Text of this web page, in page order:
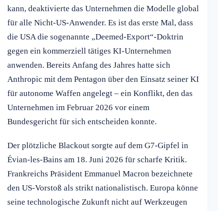
kann, deaktivierte das Unternehmen die Modelle global
für alle Nicht-US-Anwender. Es ist das erste Mal, dass
die USA die sogenannte „Deemed-Export“-Doktrin
gegen ein kommerziell tätiges KI-Unternehmen
anwenden. Bereits Anfang des Jahres hatte sich
Anthropic mit dem Pentagon über den Einsatz seiner KI
für autonome Waffen angelegt – ein Konflikt, den das
Unternehmen im Februar 2026 vor einem
Bundesgericht für sich entscheiden konnte.
Der plötzliche Blackout sorgte auf dem G7-Gipfel in
Évian-les-Bains am 18. Juni 2026 für scharfe Kritik.
Frankreichs Präsident Emmanuel Macron bezeichnete
den US-Vorstoß als strikt nationalistisch. Europa könne
seine technologische Zukunft nicht auf Werkzeugen